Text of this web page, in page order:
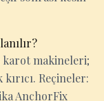
karot makineleri;
Reçineler:
AnchorFix